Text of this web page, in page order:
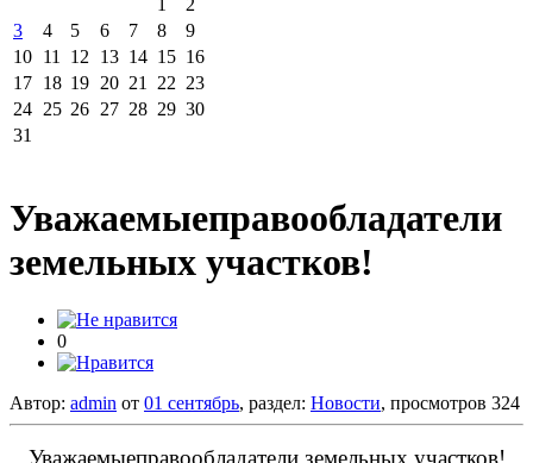
3
4 5 6 7 8
9
10 11 12 13 14 15 16
17 18 19 20 21 22 23
24 25 26 27 28 29 30
31
Уважаемыеправообладатели
земельных участков! ​
0
Автор: admin от 01 сентябрь, раздел: Новости, просмотров 324